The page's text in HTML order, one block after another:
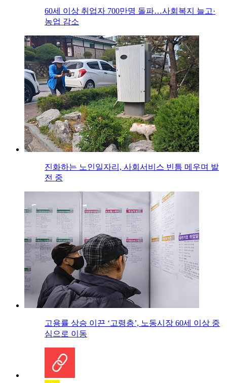
60세 이상 취업자 700만명 돌파…사회복지 늘고·
농업 감소
진화하는 노인일자리, 사회서비스 빈틈 메우며 발
전 중
고용률 상승 이끈 ‘고령층’, 노동시장 60세 이상 중
심으로 이동